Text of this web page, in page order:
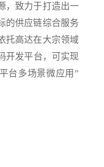
，致力于打造出一
的供应链综合服务
托高达在大宗领域
开发平台，可实现
台多场景微应用”